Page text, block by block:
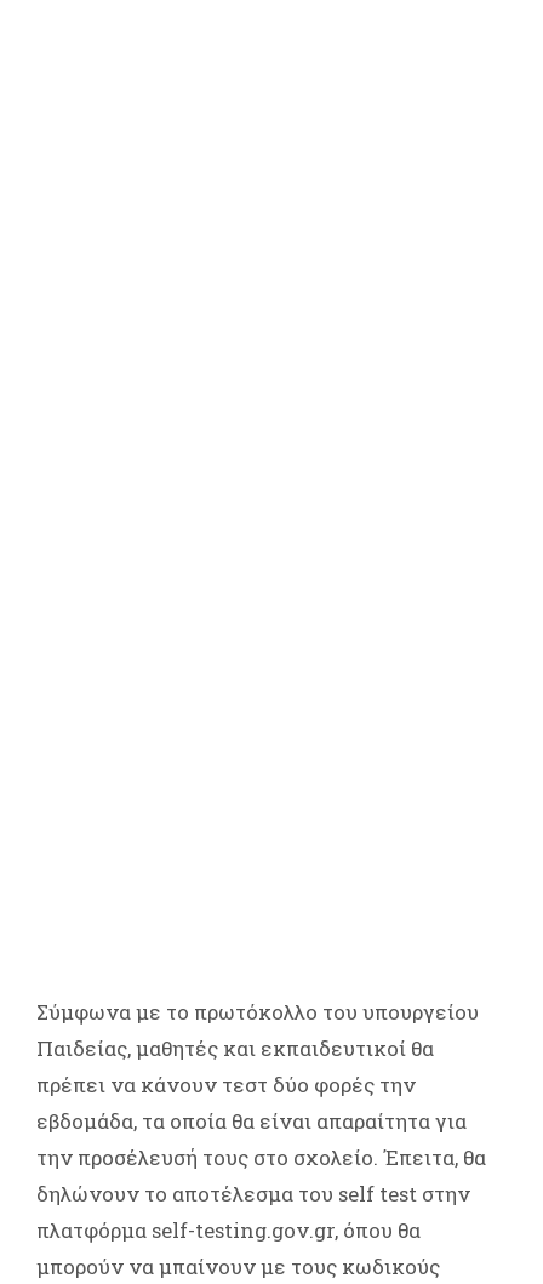
Σύμφωνα με το πρωτόκολλο του υπουργείου
Παιδείας, μαθητές και εκπαιδευτικοί θα
πρέπει να κάνουν τεστ δύο φορές την
εβδομάδα, τα οποία θα είναι απαραίτητα για
την προσέλευσή τους στο σχολείο. Έπειτα, θα
δηλώνουν το αποτέλεσμα του self test στην
πλατφόρμα self-testing.gov.gr, όπου θα
μπορούν να μπαίνουν με τους κωδικούς